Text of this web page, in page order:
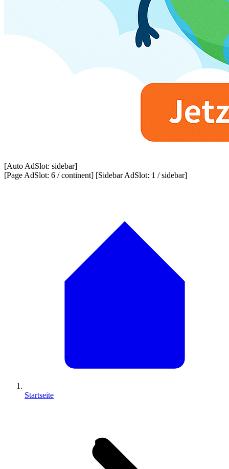
[Auto AdSlot: sidebar]
[Page AdSlot: 6 / continent] [Sidebar AdSlot: 1 / sidebar]
Startseite